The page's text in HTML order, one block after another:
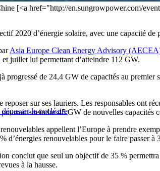
[<a href="http://en.sungrowpower.com/
2020 d’énergie solaire, avec une capacité
Asia Europe Clean Energy Advisory
juillet lui permettant d’atteindre 112 GW.
progressé de 24,4 GW de capacités au
le nucléaire
reposer sur ses lauriers. Les responsables ont
atteindre 45 GW de nouvelles
appellent l’Europe à prendre
d’énergies renouvelables pour le faire passer à
conclut que seul un objectif de 35 %
à la hausse.